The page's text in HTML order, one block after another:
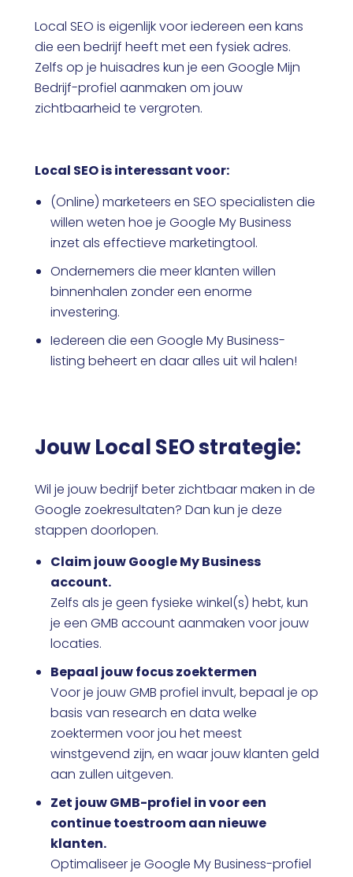
Local SEO is eigenlijk voor iedereen een kans
die een bedrijf heeft met een fysiek adres.
Zelfs op je huisadres kun je een Google Mijn
Bedrijf-profiel aanmaken om jouw
zichtbaarheid te vergroten.
Local SEO is interessant voor:
(Online) marketeers en SEO specialisten die
willen weten hoe je Google My Business
inzet als effectieve marketingtool.
Ondernemers die meer klanten willen
binnenhalen zonder een enorme
investering.
Iedereen die een Google My Business-
listing beheert en daar alles uit wil halen!
Jouw Local SEO strategie:
Wil je jouw bedrijf beter zichtbaar maken in de
Google zoekresultaten? Dan kun je deze
stappen doorlopen.
Claim jouw Google My Business
account.
Zelfs als je geen fysieke winkel(s) hebt, kun
je een GMB account aanmaken voor jouw
locaties.
Bepaal jouw focus zoektermen
Voor je jouw GMB profiel invult, bepaal je op
basis van research en data welke
zoektermen voor jou het meest
winstgevend zijn, en waar jouw klanten geld
aan zullen uitgeven.
Zet jouw GMB-profiel in voor een
continue toestroom aan nieuwe
klanten.
Optimaliseer je Google My Business-profiel